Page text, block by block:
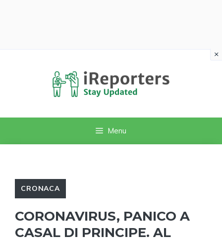
Menu
CRONACA
CORONAVIRUS, PANICO A
CASAL DI PRINCIPE. AL
×